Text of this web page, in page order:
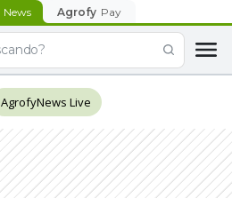
News Agrofy Pay
AgrofyNews Live